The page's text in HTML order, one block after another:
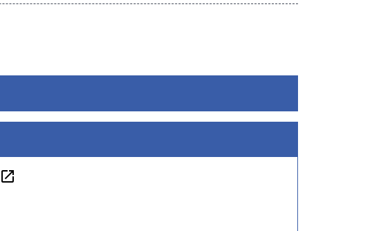
open_in_new